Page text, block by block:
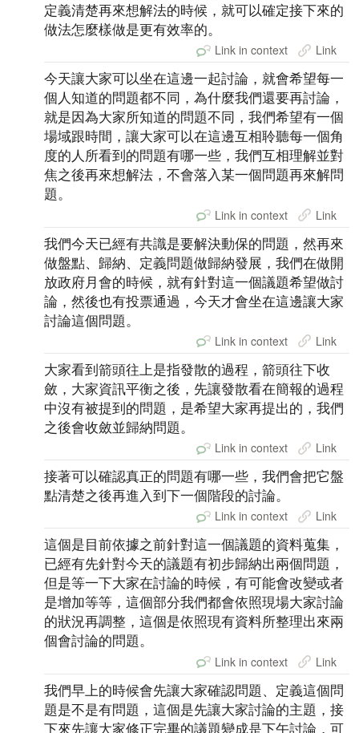
定義清楚再來想解法的時候，就可以確定接下來的
做法怎麼樣做是更有效率的。
Link in context Link
今天讓大家可以坐在這邊一起討論，就會希望每一
個人知道的問題都不同，為什麼我們還要再討論，
就是因為大家所知道的問題不同，我們希望有一個
場域跟時間，讓大家可以在這邊互相聆聽每一個角
度的人所看到的問題有哪一些，我們互相理解並對
焦之後再來想解法，不會落入某一個問題再來解問
題。
Link in context Link
我們今天已經有共識是要解決動保的問題，然再來
做盤點、歸納、定義問題做歸納發展，我們在做開
放政府月會的時候，就有針對這一個議題希望做討
論，然後也有投票通過，今天才會坐在這邊讓大家
討論這個問題。
Link in context Link
大家看到箭頭往上是指發散的過程，箭頭往下收
斂，大家資訊平衡之後，先讓發散看在簡報的過程
中沒有被提到的問題，是希望大家再提出的，我們
之後會收斂並歸納問題。
Link in context Link
接著可以確認真正的問題有哪一些，我們會把它盤
點清楚之後再進入到下一個階段的討論。
Link in context Link
這個是目前依據之前針對這一個議題的資料蒐集，
已經有先針對今天的議題有初步歸納出兩個問題，
但是等一下大家在討論的時候，有可能會改變或者
是增加等等，這個部分我們都會依照現場大家討論
的狀況再調整，這個是依照現有資料所整理出來兩
個會討論的問題。
Link in context Link
我們早上的時候會先讓大家確認問題、定義這個問
題是不是有問題，這個是先讓大家討論的主題，接
下來先讓大家修正完畢的議題變成是下午討論，可